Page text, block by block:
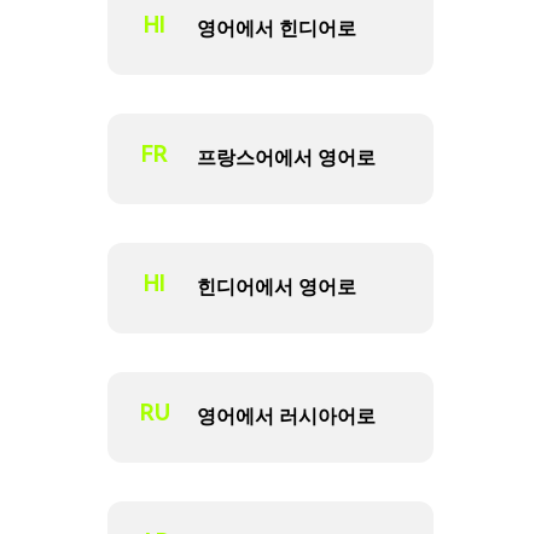
HI 영어에서 힌디어로
FR 프랑스어에서 영어로
HI 힌디어에서 영어로
RU 영어에서 러시아어로